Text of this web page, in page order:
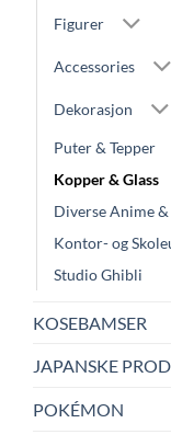
Figurer
Accessories
Dekorasjon
Puter & Tepper
Kopper & Glass
Diverse Anime
Kontor- og
Studio Ghibli
KOSEBAMSER
JAPANSKE
POKÉMON